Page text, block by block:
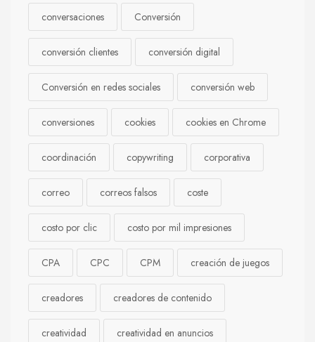
conversaciones Conversión
conversión clientes conversión digital
Conversión en redes sociales conversión web
conversiones cookies cookies en Chrome
coordinación copywriting corporativa
correo correos falsos coste
costo por clic costo por mil impresiones
CPA CPC CPM creación de juegos
creadores creadores de contenido
creatividad creatividad en anuncios